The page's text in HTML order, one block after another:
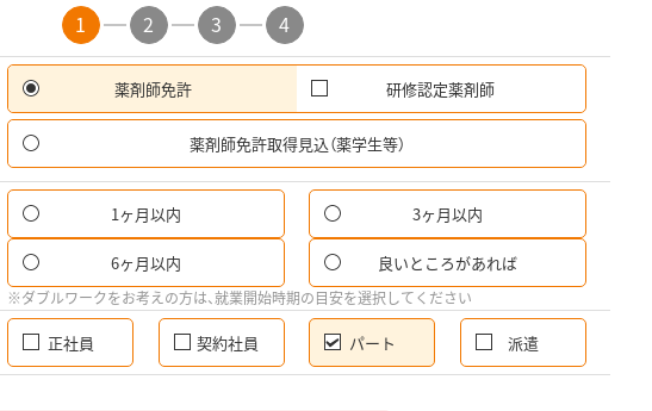
1 2 3 4
薬剤師免許 研修認定薬剤師
薬剤師免許取得見込（薬学生等）
1ヶ月以内 3ヶ月以内
6ヶ月以内 良いところがあれば
※ダブルワークをお考えの方は、就業開始時期の目安を選択してください
正社員 契約社員 パート 派遣